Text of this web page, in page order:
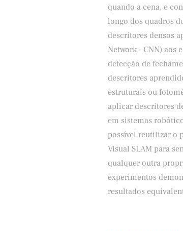
quando a cena, e
longo dos quadros
descritores densos
Network - CNN) aos
detecção de
descritores
estruturais ou
aplicar descritores
em sistemas
possível reutilizar o
Visual SLAM para
qualquer outra
experimentos
resultados